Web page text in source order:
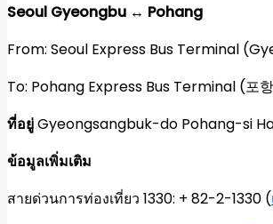
Seoul Gyeongbu ↔ Pohang
From: Seoul Express Bus Terminal
To: Pohang Express Bus Terminal (포
ที่อยู่Gyeongsangbuk-do Pohang-si
ข้อมูลเพิ่มเติม
สายด่วนการท่องเที่ยว 1330: + 82-2-1330 (